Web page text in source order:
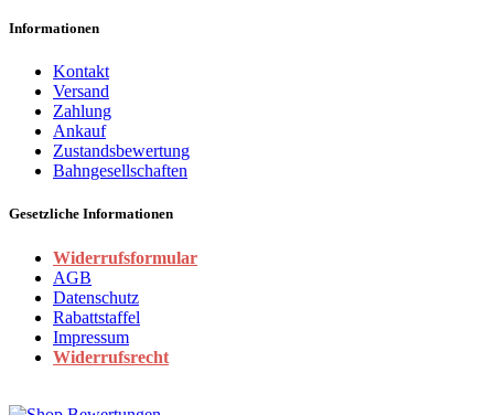
Informationen
Kontakt
Versand
Zahlung
Ankauf
Zustandsbewertung
Bahngesellschaften
Gesetzliche Informationen
Widerrufsformular
AGB
Datenschutz
Rabattstaffel
Impressum
Widerrufsrecht